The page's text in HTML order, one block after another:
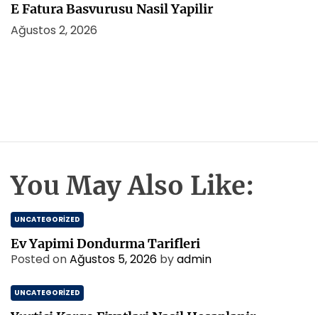
E Fatura Basvurusu Nasil Yapilir
Ağustos 2, 2026
You May Also Like:
UNCATEGORIZED
Ev Yapimi Dondurma Tarifleri
Posted onAğustos 5, 2026 byadmin
UNCATEGORIZED